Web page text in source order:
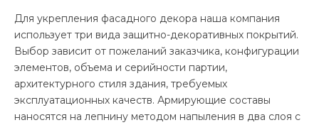
Для укрепления фасадного декора наша компания
использует три вида защитно-декоративных покрытий.
Выбор зависит от пожеланий заказчика, конфигурации
элементов, объема и серийности партии,
архитектурного стиля здания, требуемых
эксплуатационных качеств. Армирующие составы
наносятся на лепнину методом напыления в два слоя с